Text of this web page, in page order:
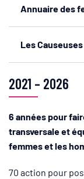
Annuaire des
Les
2021 – 2026
6 années pour
transversale et
femmes et les
70 action pour